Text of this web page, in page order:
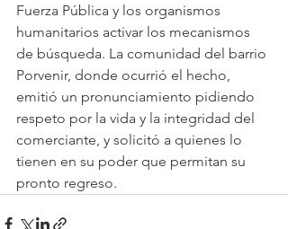
Fuerza Pública y los organismos
humanitarios activar los mecanismos
de búsqueda. La comunidad del barrio
Porvenir, donde ocurrió el hecho,
emitió un pronunciamiento pidiendo
respeto por la vida y la integridad del
comerciante, y solicitó a quienes lo
tienen en su poder que permitan su
pronto regreso.